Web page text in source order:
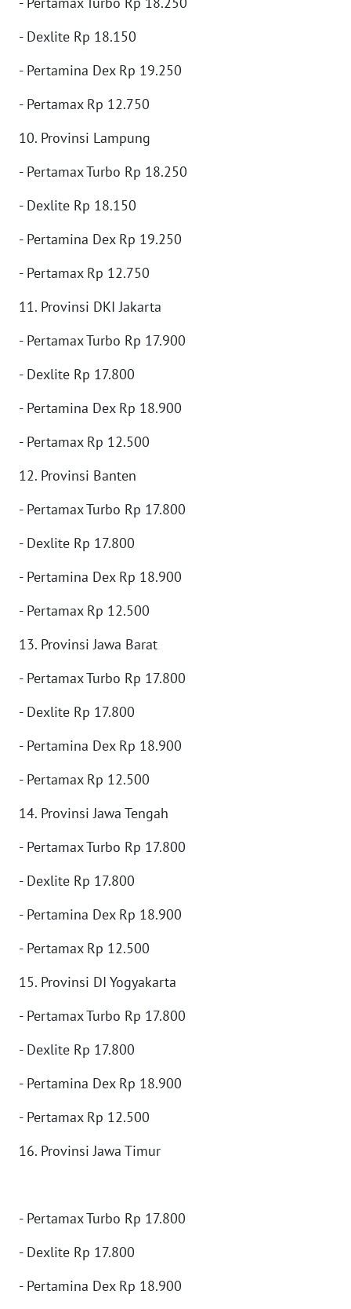
- Dexlite Rp 18.150
- Pertamina Dex Rp 19.250
- Pertamax Rp 12.750
10. Provinsi Lampung
- Pertamax Turbo Rp 18.250
- Dexlite Rp 18.150
- Pertamina Dex Rp 19.250
- Pertamax Rp 12.750
11. Provinsi DKI Jakarta
- Pertamax Turbo Rp 17.900
- Dexlite Rp 17.800
- Pertamina Dex Rp 18.900
- Pertamax Rp 12.500
12. Provinsi Banten
- Pertamax Turbo Rp 17.800
- Dexlite Rp 17.800
- Pertamina Dex Rp 18.900
- Pertamax Rp 12.500
13. Provinsi Jawa Barat
- Pertamax Turbo Rp 17.800
- Dexlite Rp 17.800
- Pertamina Dex Rp 18.900
- Pertamax Rp 12.500
14. Provinsi Jawa Tengah
- Pertamax Turbo Rp 17.800
- Dexlite Rp 17.800
- Pertamina Dex Rp 18.900
- Pertamax Rp 12.500
15. Provinsi DI Yogyakarta
- Pertamax Turbo Rp 17.800
- Dexlite Rp 17.800
- Pertamina Dex Rp 18.900
- Pertamax Rp 12.500
16. Provinsi Jawa Timur
- Pertamax Turbo Rp 17.800
- Dexlite Rp 17.800
- Pertamina Dex Rp 18.900
WN
WN
MALUT
DAIRI
WN
TOBA
NIAS
WN
WN
SELATAN
WN
LESUNG
KARO
WN
WN
LABUHANBATU
TAPANULI
SERDANG
TEBING
PAKPAK
KARAWANG
WN
BOGOR
DEPOK
UTARA
SAMOSIR